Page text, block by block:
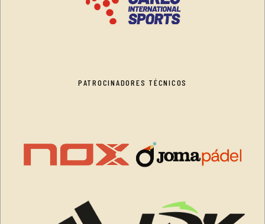
PATROCINADORES TÉCNICOS